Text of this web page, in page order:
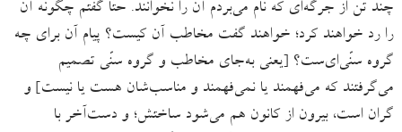
چند تن از جرگه‌ای که نام می‌بردم آن ‌را نخوانند. حتّا گفتم چگونه آن
‌را رد خواهند کرد؛ خواهند گفت مخاطب آن کیست؟ پیام آن برای چه
گروه سنّی‌ای‌ست؟ [یعنی به‌جای مخاطب و گروه سنّی تصمیم
می‌گرفتند که می‌فهمند یا نمی‌فهمند و مناسب‌شان هست یا نیست] و
گران است، بیرون از کانون هم می‌شود ساختش؛ و دست‌آخر با